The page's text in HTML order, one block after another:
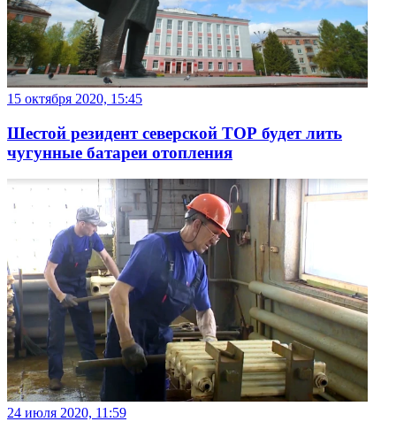
15 октября 2020, 15:45
Шестой резидент северской ТОР будет лить
чугунные батареи отопления
24 июля 2020, 11:59